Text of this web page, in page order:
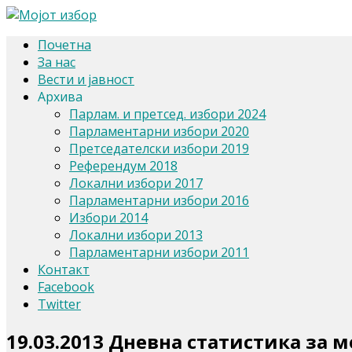
Почетна
За нас
Вести и јавност
Архива
Парлам. и претсед. избори 2024
Парламентарни избори 2020
Претседателски избори 2019
Референдум 2018
Локални избори 2017
Парламентарни избори 2016
Избори 2014
Локални избори 2013
Парламентарни избори 2011
Контакт
Facebook
Twitter
19.03.2013 Дневна статистика за